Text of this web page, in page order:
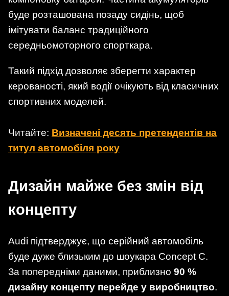
буде розташована позаду сидінь, щоб
імітувати баланс традиційного
середньомоторного спорткара.
Такий підхід дозволяє зберегти характер
керованості, який водії очікують від класичних
спортивних моделей.
Читайте: Визначені десять претендентів на
титул автомобіля року
Дизайн майже без змін від
концепту
Audi підтверджує, що серійний автомобіль
буде дуже близьким до шоукара Concept C.
За попередніми даними, приблизно 90 %
дизайну концепту перейде у виробництво.